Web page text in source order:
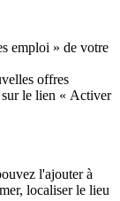
emploi » de votre
offres
le lien « Activer
l'ajouter à
localiser le lieu